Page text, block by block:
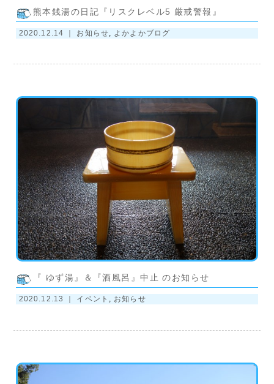
熊本銭湯の日記『リスクレベル5 厳戒警報』
2020.12.14 ｜ お知らせ よかよかブログ
『 ゆず湯』＆『酒風呂』中止 のお知らせ
2020.12.13 ｜ イベント , お知らせ